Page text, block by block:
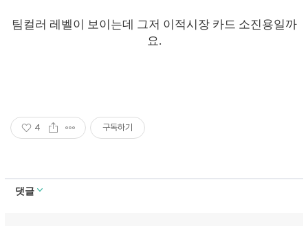
팀컬러 레벨이 보이는데 그저 이적시장 카드 소진용일까
요.
4 구독하기
댓글